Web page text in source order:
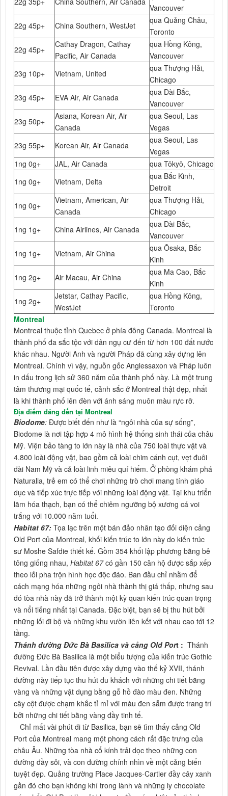
Vancouver
22g 45p+
China Southern, WestJet
qua Quảng Châu,
Toronto
22g 45p+
Cathay Dragon, Cathay
Pacific, Air Canada
qua Hồng Kông,
Vancouver
23g 10p+
Vietnam, United
qua Thượng Hải,
Chicago
23g 45p+
EVA Air, Air Canada
qua Đài Bắc,
Vancouver
23g 50p+
Asiana, Korean Air, Air
Canada
qua Seoul, Las
Vegas
23g 55p+
Korean Air, Air Canada
qua Seoul, Las
Vegas
1ng 0g+
JAL, Air Canada
qua Tōkyō, Chicago
1ng 0g+
Vietnam, Delta
qua Bắc Kinh,
Detroit
1ng 0g+
Vietnam, American, Air
Canada
qua Thượng Hải,
Chicago
1ng 1g+
China Airlines, Air Canada
qua Đài Bắc,
Vancouver
1ng 1g+
Vietnam, Air China
qua Ōsaka, Bắc
Kinh
1ng 2g+
Air Macau, Air China
qua Ma Cao, Bắc
Kinh
1ng 2g+
Jetstar, Cathay Pacific,
WestJet
qua Hồng Kông,
Toronto
Montreal
Montreal thuộc tỉnh Quebec ở phía đông Canada. Montreal là
thành phố đa sắc tộc với dân ngụ cư đến từ hơn 100 đất nước
khác nhau. Người Anh và người Pháp đã cùng xây dựng lên
Montreal. Chính vì vậy, nguồn gốc Anglessaxon và Pháp luôn
in dấu trong lịch sử 360 năm của thành phố này. Là một trung
tâm thương mại quốc tế, cảnh sắc ở Montreal thật đẹp, nhất
là khi thành phố lên đèn với ánh sáng muôn màu rực rỡ.
Địa điểm đáng đến tại Montreal
Biodome: Được biết đến như là “ngôi nhà của sự sống”,
Biodome là nơi tập hợp 4 mô hình hệ thống sinh thái của châu
Mỹ. Viện bảo tàng to lớn này là nhà của 750 loài thực vật và
4.800 loài động vật, bao gồm cả loài chim cánh cụt, vẹt đuôi
dài Nam Mỹ và cả loài linh miêu quí hiếm. Ở phòng khám phá
Naturalia, trẻ em có thể chơi những trò chơi mang tính giáo
dục và tiếp xúc trực tiếp với những loài động vật. Tại khu triển
lãm hóa thạch, bạn có thể chiêm ngưỡng bộ xương cá voi
trắng với 10.000 năm tuổi.
Habitat 67: Tọa lạc trên một bán đảo nhân tạo đối diện cảng
Old Port của Montreal, khối kiến trúc to lớn này do kiến trúc
sư Moshe Safdie thiết kế. Gồm 354 khối lập phương bằng bê
tông giống nhau, Habitat 67có gần 150 căn hộ được sắp xếp
theo lối pha trộn hình học độc đáo. Ban đầu chỉ nhằm để
cách mạng hóa những ngôi nhà thành thị giá thấp, nhưng sau
đó tòa nhà này đã trở thành một kỳ quan kiến trúc quan trọng
và nổi tiếng nhất tại Canada. Đặc biệt, bạn sẽ bị thu hút bởi
những lối đi bộ và những khu vườn liên kết với nhau cao tới 12
tầng.
Thánh đường Đức Bà Basilica và cảng Old Port : Thánh
đường Đức Bà Basilica là một biểu tượng của kiến trúc Gothic
Revival. Lần đầu tiên được xây dựng vào thế kỷ XVII, thánh
đường này tiếp tục thu hút du khách với những chi tiết bằng
vàng và những vật dụng bằng gỗ hồ đào màu đen. Những
cây cột được chạm khắc tỉ mỉ với màu đen sẫm được trang trí
bởi những chi tiết bằng vàng đầy tinh tế.
Chỉ mất vài phút đi từ Basilica, bạn sẽ tìm thấy cảng Old
Port của Montreal mang một phong cách rất đặc trưng của
châu Âu. Những tòa nhà cổ kính trải dọc theo những con
đường đầy sỏi, và con đường chính nhìn về một cảng biển
tuyệt đẹp. Quảng trường Place Jacques-Cartier đầy cây xanh
gần đó cho bạn không khí trong lành và những ly chocolate